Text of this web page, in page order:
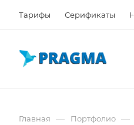
Тарифы Серификаты
Главная — Портфолио —